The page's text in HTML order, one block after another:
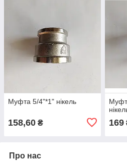
Муфта 5/4"*1" нікель
158,60 ₴ 169
Про нас